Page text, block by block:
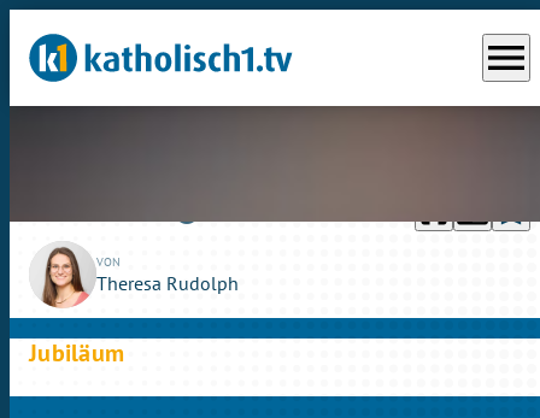
menu
VON
Theresa Rudolph
Jubiläum